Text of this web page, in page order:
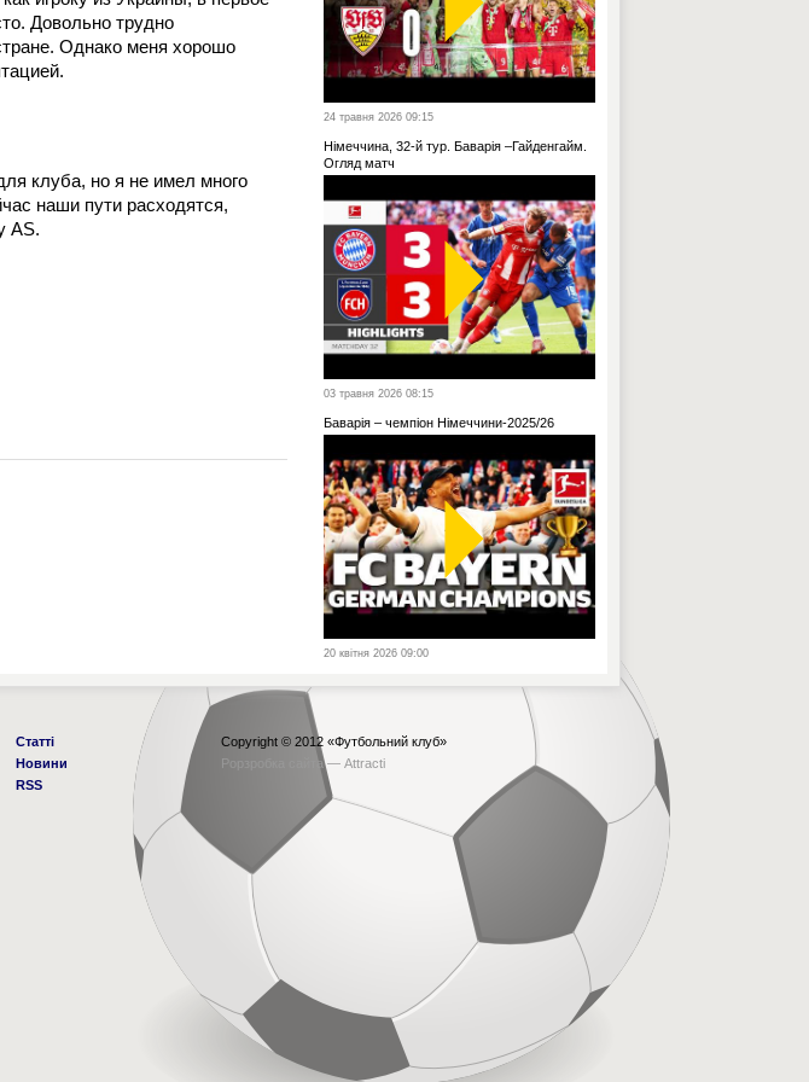
Довольно трудно
Однако меня хорошо
клуба, но я не имел много
наши пути расходятся,
AS.
24 травня 2026 09:15
Німеччина, 32-й тур. Баварія –Гайденгайм.
Огляд матч
03 травня 2026 08:15
Баварія – чемпіон Німеччини-2025/26
20 квітня 2026 09:00
Статті
Новини
RSS
Copyright © 2012 «Футбольний клуб»
Рорзробка сайта — Attracti